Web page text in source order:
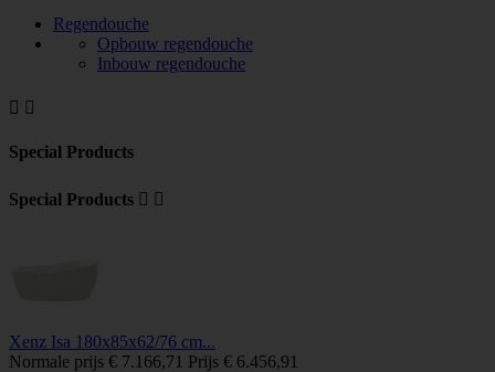
Regendouche
Opbouw regendouche
Inbouw regendouche
 
Special Products
Special Products  
Xenz Isa 180x85x62/76 cm...
Normale prijs € 7.166,71 Prijs € 6.456,91